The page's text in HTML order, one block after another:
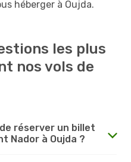
héberger à Oujda.
les plus
nos vols de
réserver un billet
Nador à Oujda ?